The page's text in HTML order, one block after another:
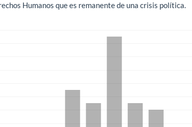
Humanos que es remanente de una crisis política.